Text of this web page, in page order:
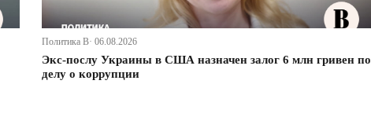
Политика В· 06.08.2026
Экс-послу Украины в США назначен залог 6 млн гривен по
делу о коррупции